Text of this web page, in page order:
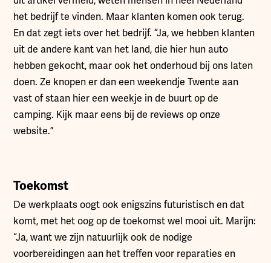
het bedrijf te vinden. Maar klanten komen ook terug.
En dat zegt iets over het bedrijf. “Ja, we hebben klanten
uit de andere kant van het land, die hier hun auto
hebben gekocht, maar ook het onderhoud bij ons laten
doen. Ze knopen er dan een weekendje Twente aan
vast of staan hier een weekje in de buurt op de
camping. Kijk maar eens bij de reviews op onze
website.”
Toekomst
De werkplaats oogt ook enigszins futuristisch en dat
komt, met het oog op de toekomst wel mooi uit. Marijn:
“Ja, want we zijn natuurlijk ook de nodige
voorbereidingen aan het treffen voor reparaties en